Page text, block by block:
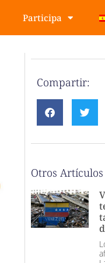
Participa
Compartir:
Otros Artículos